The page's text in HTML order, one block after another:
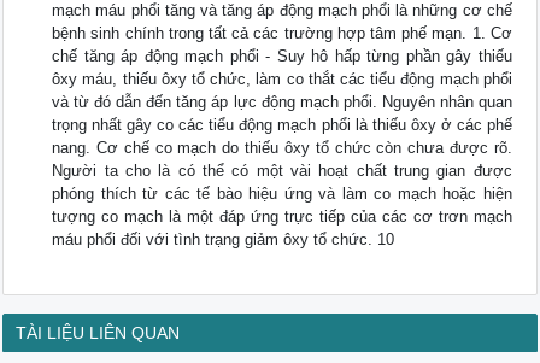
mạch máu phổi tăng và tăng áp động mạch phổi là những cơ chế
bệnh sinh chính trong tất cả các trường hợp tâm phế mạn. 1. Cơ
chế tăng áp động mạch phổi - Suy hô hấp từng phần gây thiếu
ôxy máu, thiếu ôxy tổ chức, làm co thắt các tiểu động mạch phổi
và từ đó dẫn đến tăng áp lực động mạch phổi. Nguyên nhân quan
trọng nhất gây co các tiểu động mạch phổi là thiếu ôxy ở các phế
nang. Cơ chế co mạch do thiếu ôxy tổ chức còn chưa được rõ.
Người ta cho là có thể có một vài hoạt chất trung gian được
phóng thích từ các tế bào hiệu ứng và làm co mạch hoặc hiện
tượng co mạch là một đáp ứng trực tiếp của các cơ trơn mạch
máu phổi đối với tình trạng giảm ôxy tổ chức. 10
TÀI LIỆU LIÊN QUAN